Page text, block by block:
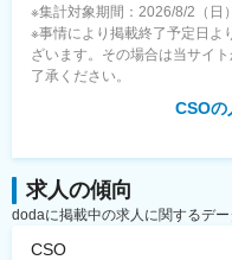
※集計対象期間：2026/8/2（日
※事情により掲載終了予定日よ
ざいます。その場合は当サイ
了承ください。
CSOの
求人の傾向
dodaに掲載中の求人に関するデ
CSO